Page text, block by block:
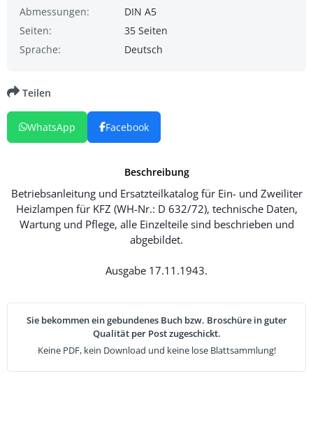
Abmessungen:
DIN A5
Seiten:
35 Seiten
Sprache:
Deutsch
Beschreibung
Betriebsanleitung und Ersatzteilkatalog für Ein- und Zweiliter
Heizlampen für KFZ (WH-Nr.: D 632/72), technische Daten,
Wartung und Pflege, alle Einzelteile sind beschrieben und
abgebildet.
Ausgabe 17.11.1943.
Sie bekommen ein gebundenes Buch bzw. Broschüre in guter
Qualität per Post zugeschickt.
Keine PDF, kein Download und keine lose Blattsammlung!
Teilen
WhatsApp Facebook